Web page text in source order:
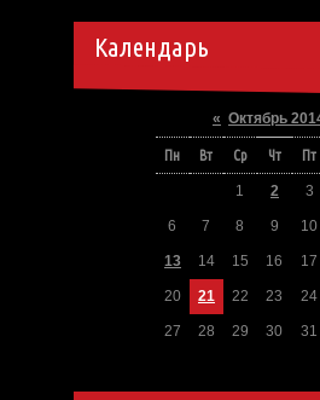
Календарь
« Октябрь
Пн Вт Ср Чт Пт
1 2 3
6 7 8 9 10
13 14 15 16 17
20 21 22 23 24
27 28 29 30 31